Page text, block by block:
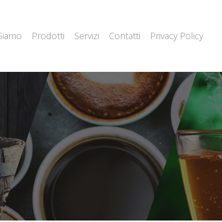
Prodotti Servizi Contatti Privacy Policy